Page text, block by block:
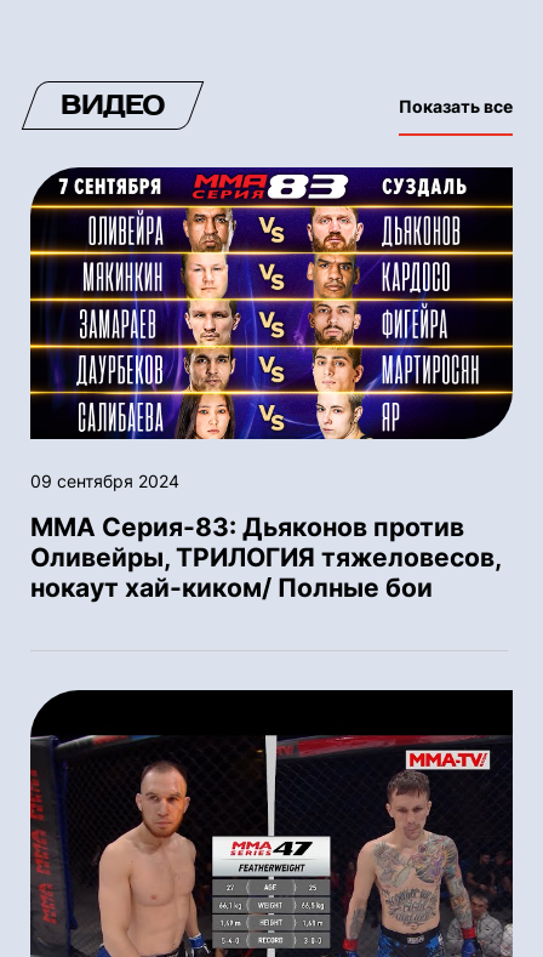
ВИДЕО Показать все
09 сентября 2024
ММА Серия-83: Дьяконов против
Оливейры, ТРИЛОГИЯ тяжеловесов,
нокаут хай-киком/ Полные бои